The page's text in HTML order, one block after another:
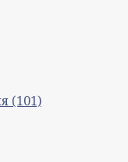
(101)